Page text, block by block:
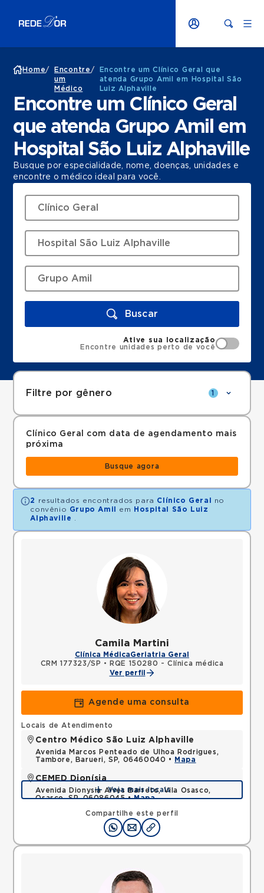
Home/
Encontre
um
Médico
/
Encontre um Clínico Geral que
atenda Grupo Amil em Hospital São
Luiz Alphaville
Encontre um Clínico Geral
que atenda Grupo Amil em
Hospital São Luiz Alphaville
Busque por especialidade, nome, doenças, unidades e
encontre o médico ideal para você.
Buscar
Ative sua localização
Encontre unidades perto de você
Filtre por gênero 1
Clínico Geral com data de agendamento mais
próxima
Busque agora
2 resultados encontrados para Clínico Geral
no
convênio Grupo Amil em
Hospital São Luiz
Alphaville
Camila Martini
Clínica MédicaGeriatria Geral
CRM 177323/SP •
RQE 150280 - Clínica médica
Ver perfil
Agende uma consulta
Compartilhe este perfil
Locais de Atendimento
Centro Médico São Luiz Alphaville
Avenida Marcos Penteado de Ulhoa Rodrigues,
Tambore, Barueri, SP, 06460040 •
Mapa
CEMED Dionísia
Avenida Dionysia Alves Barreto, Vila Osasco,
Osasco, SP, 06086045 •Mapa
Veja mais locais